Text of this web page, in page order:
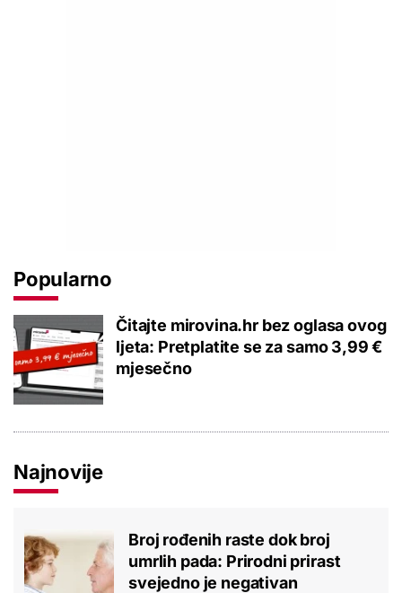
Popularno
Čitajte mirovina.hr bez oglasa ovog
ljeta: Pretplatite se za samo 3,99 €
mjesečno
Najnovije
Broj rođenih raste dok broj
umrlih pada: Prirodni prirast
svejedno je negativan